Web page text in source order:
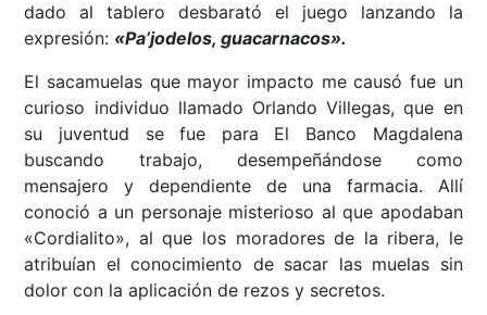
dado al tablero desbarató el juego lanzando la
expresión: «Pa’jodelos, guacarnacos».
El sacamuelas que mayor impacto me causó fue un
curioso individuo llamado Orlando Villegas, que en
su juventud se fue para El Banco Magdalena
buscando trabajo, desempeñándose como
mensajero y dependiente de una farmacia. Allí
conoció a un personaje misterioso al que apodaban
«Cordialito», al que los moradores de la ribera, le
atribuían el conocimiento de sacar las muelas sin
dolor con la aplicación de rezos y secretos.